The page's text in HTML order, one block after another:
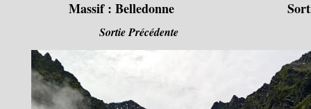
Massif : Belledonne
Sortie Précédente